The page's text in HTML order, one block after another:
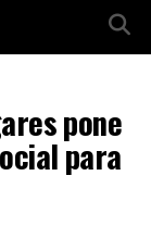
pone
para